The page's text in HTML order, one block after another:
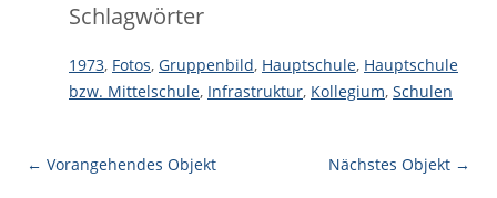
Schlagwörter
1973, Fotos, Gruppenbild, Hauptschule, Hauptschule
bzw. Mittelschule, Infrastruktur, Kollegium, Schulen
← Vorangehendes Objekt Nächstes Objekt →